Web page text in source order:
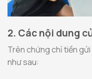
2. Các nội dung
Trên chứng chỉ tiền
như sau: